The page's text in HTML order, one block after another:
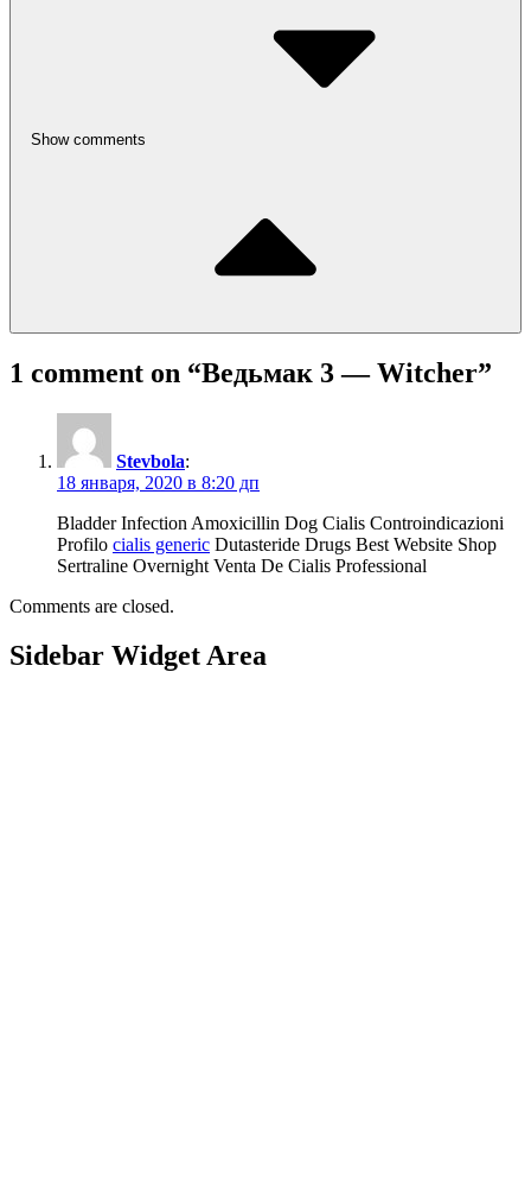
Show comments
1 comment on “Ведьмак 3 — Witcher”
Stevbola:
18 января, 2020 в 8:20 дп
Bladder Infection Amoxicillin Dog Cialis Controindicazioni
Profilo cialis generic Dutasteride Drugs Best Website Shop
Sertraline Overnight Venta De Cialis Professional
Comments are closed.
Sidebar Widget Area